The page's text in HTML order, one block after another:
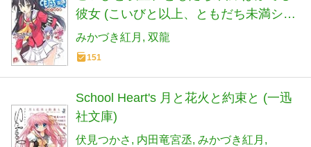
彼女 (こいびと以上、ともだち未満シリ
ーズ) (スーパーダッシュ文庫)
みかづき紅月 双龍
151
School Heart's 月と花火と約束と (一迅
社文庫)
伏見つかさ 内田竜宮丞 みかづき紅月